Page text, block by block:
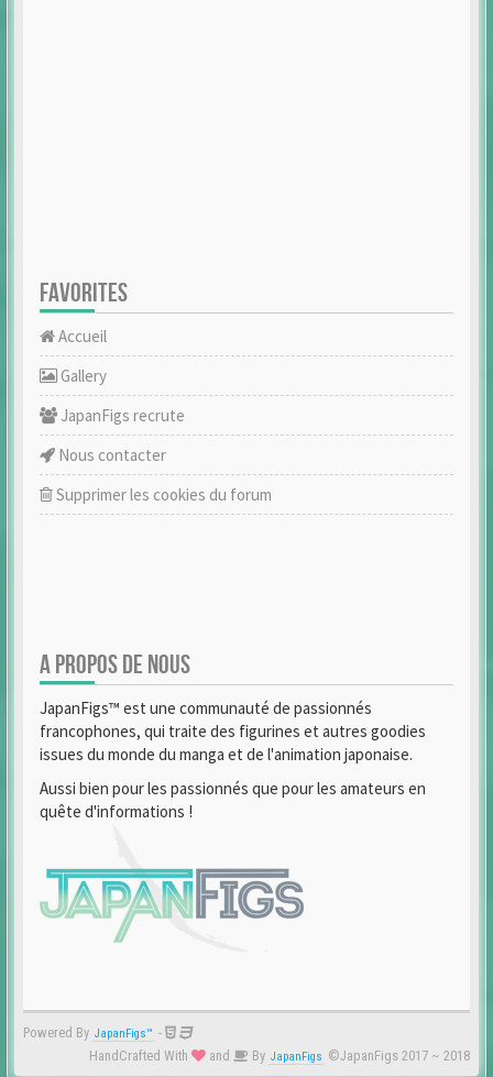
FAVORITES
Accueil
Gallery
JapanFigs recrute
Nous contacter
Supprimer les cookies du forum
A PROPOS DE NOUS
JapanFigs™ est une communauté de passionnés
francophones, qui traite des figurines et autres goodies
issues du monde du manga et de l'animation japonaise.
Aussi bien pour les passionnés que pour les amateurs en
quête d'informations !
Powered By JapanFigs™ -
HandCrafted With
and By JapanFigs ©JapanFigs 2017 ~ 2018